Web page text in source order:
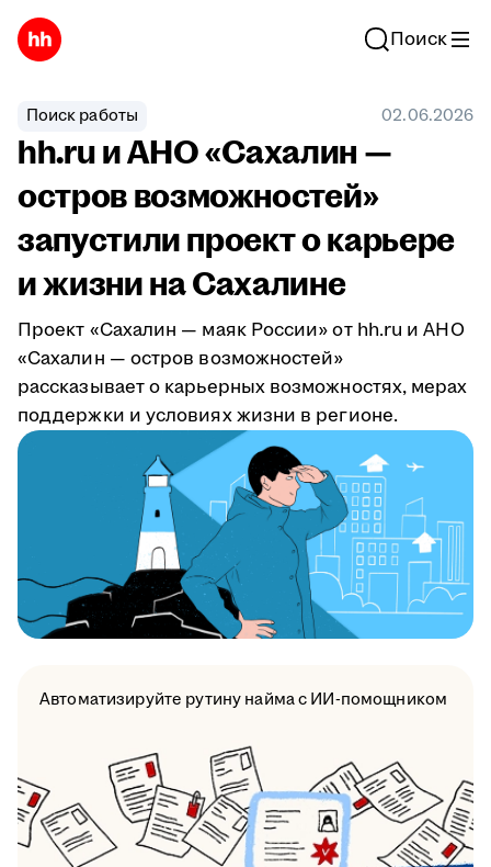
Поиск
Поиск работы 02.06.2026
hh.ru и АНО «Сахалин —
остров возможностей»
запустили проект о карьере
и жизни на Сахалине
Проект «Сахалин — маяк России» от hh.ru и АНО
«Сахалин — остров возможностей»
рассказывает о карьерных возможностях, мерах
поддержки и условиях жизни в регионе.
Автоматизируйте рутину найма с ИИ-помощником